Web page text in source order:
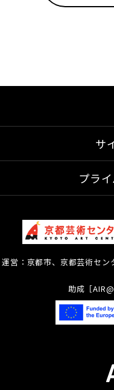
サ
プラ
運営：京都市、京都芸術セン
助成［